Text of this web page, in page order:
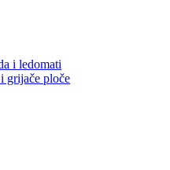
i ledomati
grijače ploče